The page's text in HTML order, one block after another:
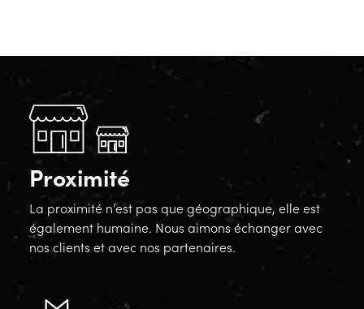
Proximité
La proximité n’est pas que géographique, elle est
également humaine. Nous aimons échanger avec
nos clients et avec nos partenaires.